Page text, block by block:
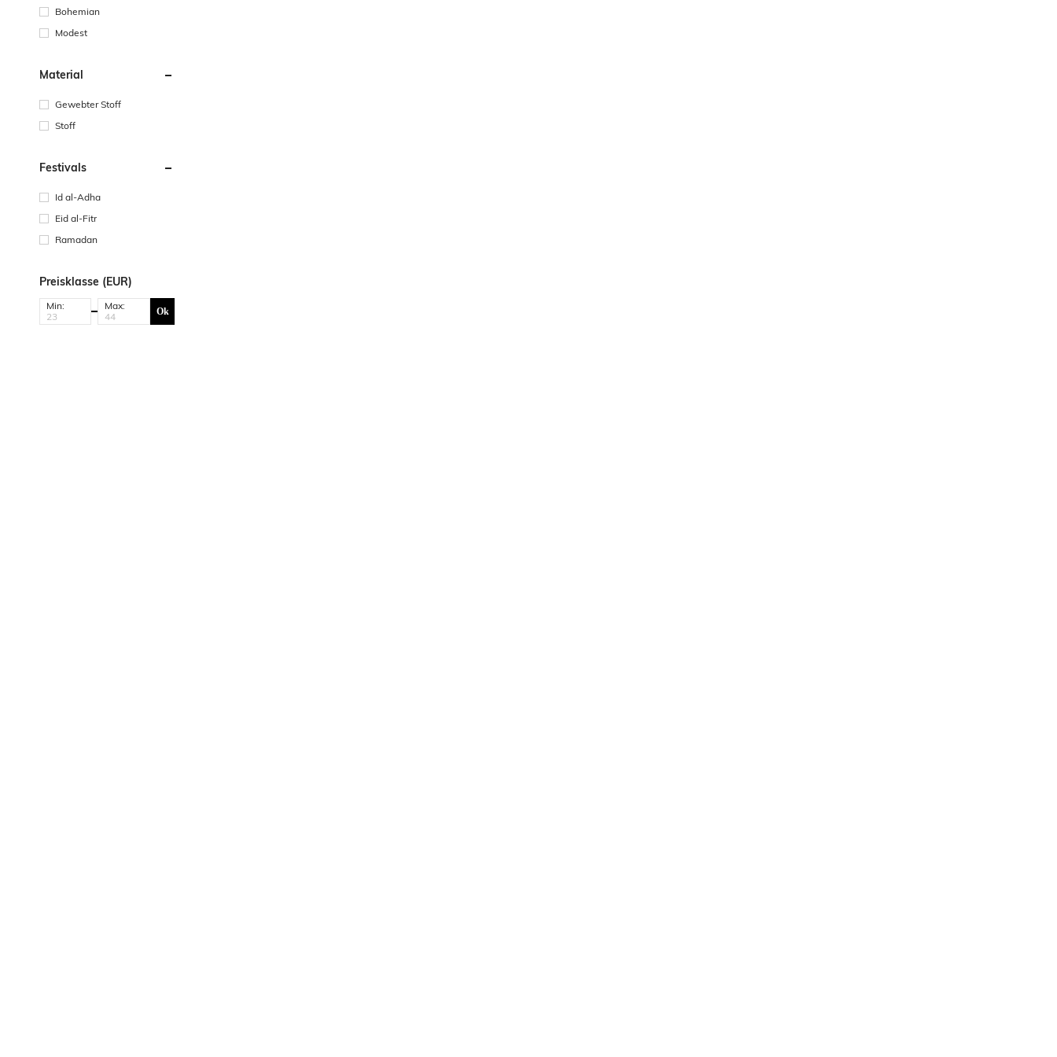
Bohemian
Modest
Material
Gewebter Stoff
Stoff
Festivals
Id al-Adha
Eid al-Fitr
Ramadan
Preisklasse (EUR)
Min: Max: Ok